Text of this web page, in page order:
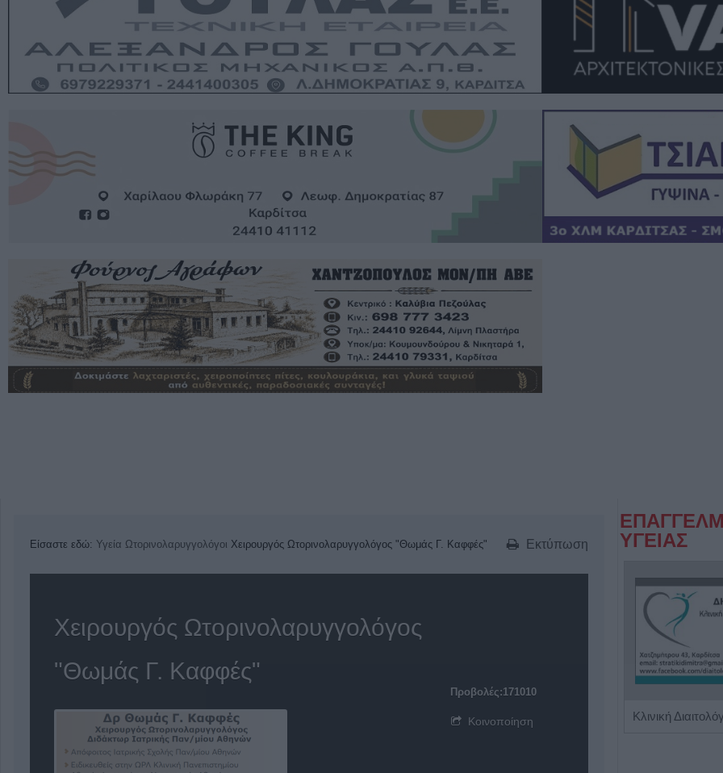
Εκτύπωση
Είσαστε εδώ: Υγεία Ωτορινολαρυγγολόγοι Χειρουργός Ωτορινολαρυγγολόγος "Θωμάς Γ. Καφφές"
Χειρουργός Ωτορινολαρυγγολόγος
"Θωμάς Γ. Καφφές"
Προβολές:171010
Κοινοποίηση
ΥΓΕΙΑΣ
Παιδοψυχίατρος "Ευθαλία Τζίλα"